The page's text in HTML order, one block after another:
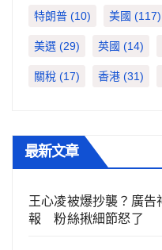
特朗普 (10) 美國 (117)
美選 (29) 英國 (14)
關稅 (17) 香港 (31)
最新文章
王心凌被爆抄襲？廣
報 粉絲揪細節怒了